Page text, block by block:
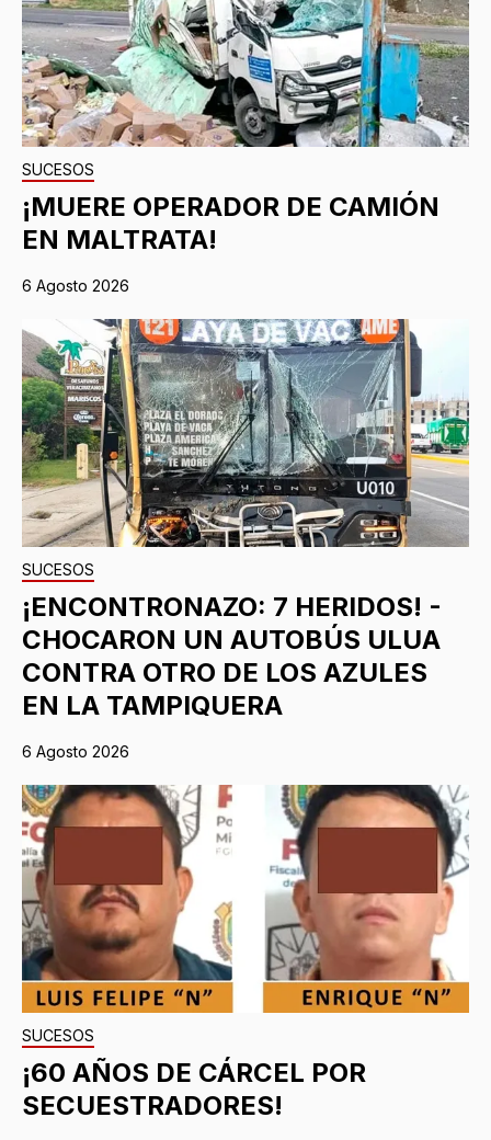
SUCESOS
¡MUERE OPERADOR DE CAMIÓN
EN MALTRATA!
6 Agosto 2026
SUCESOS
¡ENCONTRONAZO: 7 HERIDOS! -
CHOCARON UN AUTOBÚS ULUA
CONTRA OTRO DE LOS AZULES
EN LA TAMPIQUERA
6 Agosto 2026
SUCESOS
¡60 AÑOS DE CÁRCEL POR
SECUESTRADORES!